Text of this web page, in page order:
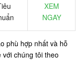
XEM
NGAY
phù hợp nhất và hỗ
chúng tôi theo